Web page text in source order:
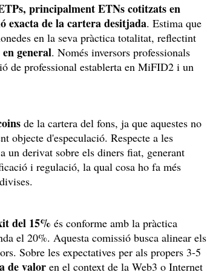
principalment ETNs cotitzats en
exacta de la cartera desitjada. Estima que
en la seva pràctica totalitat, reflectint
general. Només inversors professionals
de professional establerta en MiFID2 i un
de la cartera del fons, ja que aquestes no
objecte d'especulació. Respecte a les
un derivat sobre els diners fiat, generant
i regulació, la qual cosa ho fa més
del 15% és conforme amb la pràctica
el 20%. Aquesta comissió busca alinear els
Sobre les expectatives per als propers 3-5
de valor en el context de la Web3 o Internet